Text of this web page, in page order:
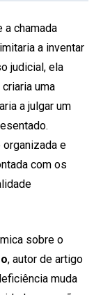
a chamada
a inventar
judicial, ela
uma
a julgar um
organizada e
com os
sobre o
, autor de artigo
muda